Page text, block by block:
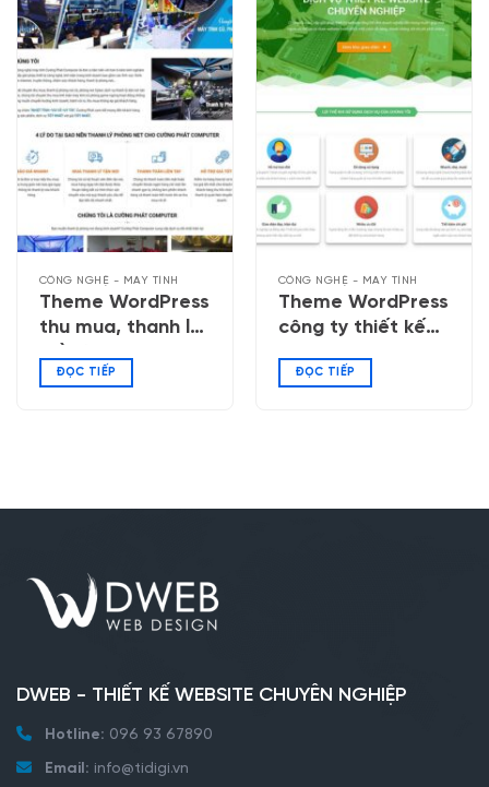
CÔNG NGHỆ - MÁY TÍNH
Theme WordPress
thu mua, thanh lý
đồ cũ 03
ĐỌC TIẾP
CÔNG NGHỆ - MÁY TÍNH
Theme WordPress
công ty thiết kế
Website 03
ĐỌC TIẾP
DWEB - THIẾT KẾ WEBSITE CHUYÊN NGHIỆP
Hotline: 096 93 67890
Email: info@tidigi.vn